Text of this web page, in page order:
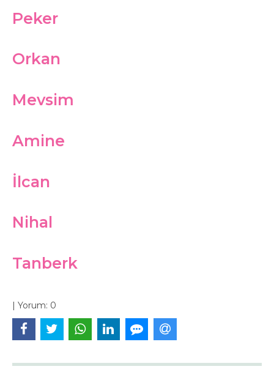
Peker
Orkan
Mevsim
Amine
İlcan
Nihal
Tanberk
| Yorum: 0